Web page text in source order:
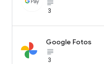
subject_black
3
Google Fotos
subject_black
3